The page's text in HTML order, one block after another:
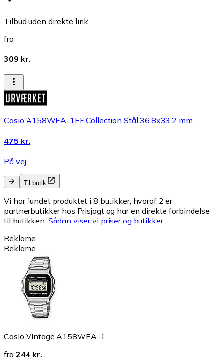
Tilbud uden direkte link
fra
309 kr.
Casio A158WEA-1EF Collection Stål 36.8x33.2 mm
475 kr.
På vej
Til butik
Vi har fundet produktet i 8 butikker, hvoraf 2 er
partnerbutikker hos Prisjagt og har en direkte forbindelse
til butikken. Sådan viser vi priser og butikker.
Reklame
Reklame
Casio Vintage A158WEA-1
fra 244 kr.